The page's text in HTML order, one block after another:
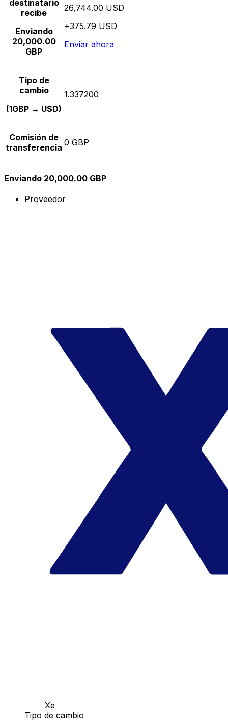
destinatario
recibe
Enviando
20,000.00
GBP
26,744.00 USD
+375.79 USD
Enviar ahora
Tipo de
cambio
(1GBP → USD)
1.337200
Comisión de
transferencia 0 GBP
Enviando 20,000.00 GBP
Proveedor
Xe
Tipo de cambio